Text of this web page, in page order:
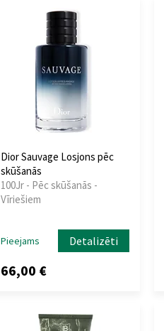
Dior Sauvage Losjons pēc
skūšanās
100Jr - Pēc skūšanās -
Vīriešiem
Pieejams Detalizēti
66,00 €